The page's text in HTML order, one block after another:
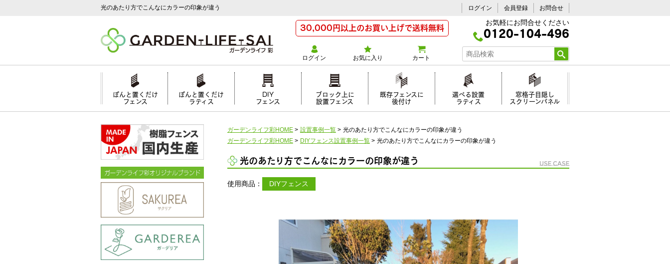
光のあたり方でこんなにカラーの印象が違う ログイン 会員登録 お問合せ
30,000円以上のお買い上げで送料無料 お気軽にお問合せください
0120-104-496
ログイン お気に入り カート
ぽんと置くだけ
フェンス
ぽんと置くだけ
ラティス
DIY
フェンス
ブロック上に
設置フェンス
既存フェンスに
後付け
選べる設置
ラティス
窓格子目隠し
スクリーンパネル
ガーデンライフ彩HOME > 設置事例一覧 > 光のあたり方でこんなにカラーの印象が違う
ガーデンライフ彩HOME > DIYフェンス設置事例一覧 > 光のあたり方でこんなにカラーの印象が違う
光のあたり方でこんなにカラーの印象が違う Use case
使用商品： DIYフェンス